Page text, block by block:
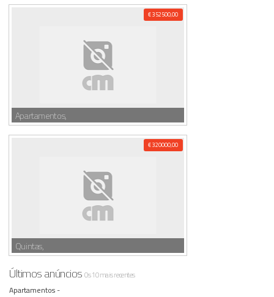
€ 352500,00
Apartamentos,
€ 320000,00
Quintas,
Últimos anúnciosOs 10 mais recentes
Apartamentos -